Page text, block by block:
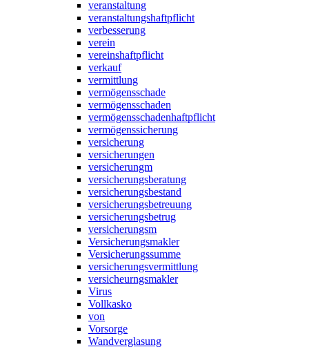
veranstaltung
veranstaltungshaftpflicht
verbesserung
verein
vereinshaftpflicht
verkauf
vermittlung
vermögensschade
vermögensschaden
vermögensschadenhaftpflicht
vermögenssicherung
versicherung
versicherungen
versicherungm
versicherungsberatung
versicherungsbestand
versicherungsbetreuung
versicherungsbetrug
versicherungsm
Versicherungsmakler
Versicherungssumme
versicherungsvermittlung
versicheurngsmakler
Virus
Vollkasko
von
Vorsorge
Wandverglasung